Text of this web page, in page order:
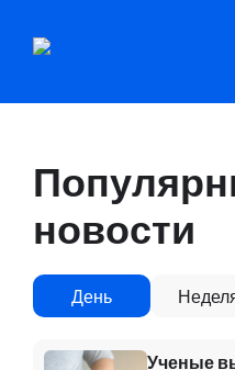
новости
День
Ученые